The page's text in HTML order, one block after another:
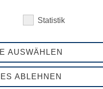
Statistik
AUSWÄHLEN
ABLEHNEN